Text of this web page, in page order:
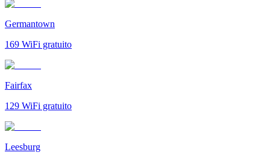
Germantown
169 WiFi gratuito
Fairfax
129 WiFi gratuito
Leesburg